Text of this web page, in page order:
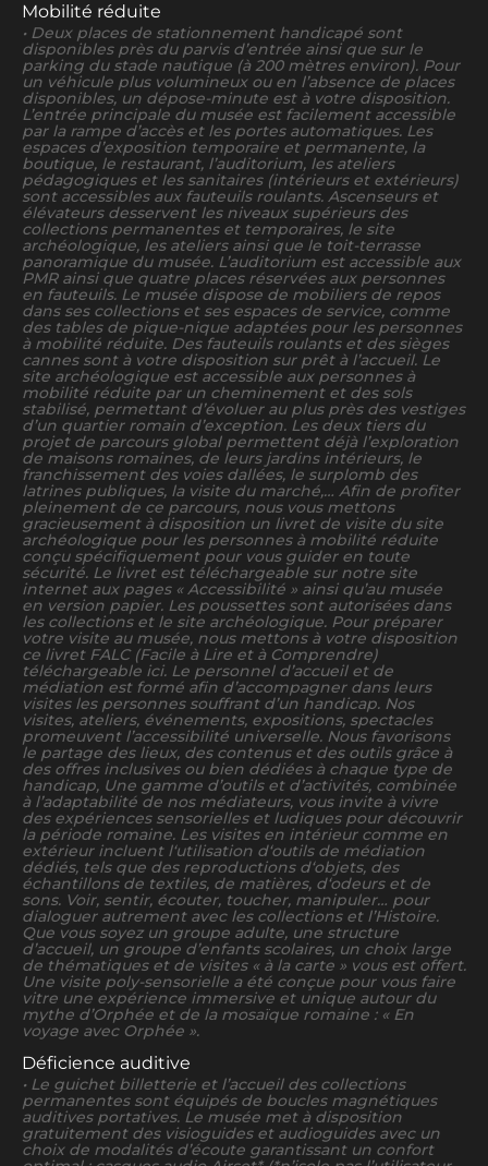
Mobilité réduite
• Deux places de stationnement handicapé sont
disponibles près du parvis d’entrée ainsi que sur le
parking du stade nautique (à 200 mètres environ). Pour
un véhicule plus volumineux ou en l’absence de places
disponibles, un dépose-minute est à votre disposition.
L’entrée principale du musée est facilement accessible
par la rampe d’accès et les portes automatiques. Les
espaces d’exposition temporaire et permanente, la
boutique, le restaurant, l’auditorium, les ateliers
pédagogiques et les sanitaires (intérieurs et extérieurs)
sont accessibles aux fauteuils roulants. Ascenseurs et
élévateurs desservent les niveaux supérieurs des
collections permanentes et temporaires, le site
archéologique, les ateliers ainsi que le toit-terrasse
panoramique du musée. L’auditorium est accessible aux
PMR ainsi que quatre places réservées aux personnes
en fauteuils. Le musée dispose de mobiliers de repos
dans ses collections et ses espaces de service, comme
des tables de pique-nique adaptées pour les personnes
à mobilité réduite. Des fauteuils roulants et des sièges
cannes sont à votre disposition sur prêt à l’accueil. Le
site archéologique est accessible aux personnes à
mobilité réduite par un cheminement et des sols
stabilisé, permettant d’évoluer au plus près des vestiges
d’un quartier romain d’exception. Les deux tiers du
projet de parcours global permettent déjà l’exploration
de maisons romaines, de leurs jardins intérieurs, le
franchissement des voies dallées, le surplomb des
latrines publiques, la visite du marché,… Afin de profiter
pleinement de ce parcours, nous vous mettons
gracieusement à disposition un livret de visite du site
archéologique pour les personnes à mobilité réduite
conçu spécifiquement pour vous guider en toute
sécurité. Le livret est téléchargeable sur notre site
internet aux pages « Accessibilité » ainsi qu’au musée
en version papier. Les poussettes sont autorisées dans
les collections et le site archéologique. Pour préparer
votre visite au musée, nous mettons à votre disposition
ce livret FALC (Facile à Lire et à Comprendre)
téléchargeable ici. Le personnel d’accueil et de
médiation est formé afin d’accompagner dans leurs
visites les personnes souffrant d’un handicap. Nos
visites, ateliers, événements, expositions, spectacles
promeuvent l’accessibilité universelle. Nous favorisons
le partage des lieux, des contenus et des outils grâce à
des offres inclusives ou bien dédiées à chaque type de
handicap, Une gamme d’outils et d’activités, combinée
à l’adaptabilité de nos médiateurs, vous invite à vivre
des expériences sensorielles et ludiques pour découvrir
la période romaine. Les visites en intérieur comme en
extérieur incluent l‘utilisation d‘outils de médiation
dédiés, tels que des reproductions d‘objets, des
échantillons de textiles, de matières, d‘odeurs et de
sons. Voir, sentir, écouter, toucher, manipuler… pour
dialoguer autrement avec les collections et l’Histoire.
Que vous soyez un groupe adulte, une structure
d’accueil, un groupe d’enfants scolaires, un choix large
de thématiques et de visites « à la carte » vous est offert.
Une visite poly-sensorielle a été conçue pour vous faire
vitre une expérience immersive et unique autour du
mythe d’Orphée et de la mosaïque romaine : « En
voyage avec Orphée ».
Déficience auditive
• Le guichet billetterie et l’accueil des collections
permanentes sont équipés de boucles magnétiques
auditives portatives. Le musée met à disposition
gratuitement des visioguides et audioguides avec un
choix de modalités d’écoute garantissant un confort